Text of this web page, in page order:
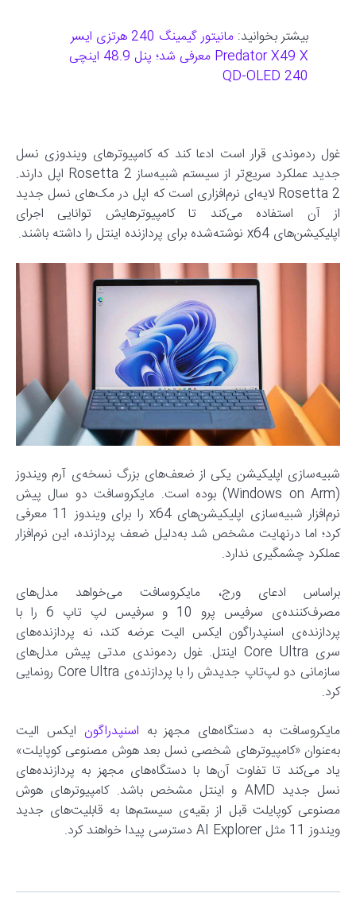
بیشتر بخوانید:
مانیتور گیمینگ 240 هرتزی ایسر
Predator X49 X معرفی شد؛ پنل 48.9 اینچی
240 QD-OLED
غول ردموندی قرار است ادعا کند که کامپیوترهای ویندوزی نسل
جدید عملکرد سریع‌تر از سیستم شبیه‌ساز Rosetta 2 اپل دارند.
Rosetta 2 لایه‌ای نرم‌افزاری است که اپل در مک‌های نسل جدید
از آن استفاده می‌کند تا کامپیوترهایش توانایی اجرای
اپلیکیشن‌های x64 نوشته‌شده برای پردازنده‌‌ اینتل را داشته باشند.
شبیه‌سازی اپلیکیشن یکی از ضعف‌های بزرگ‌ نسخه‌ی آرم ویندوز
(Windows on Arm) بوده است. مایکروسافت دو سال پیش
نرم‌افزار شبیه‌سازی اپلیکیشن‌های x64 را برای ویندوز 11 معرفی
کرد؛ اما درنهایت مشخص شد به‌دلیل ضعف پردازنده، این نرم‌افزار
عملکرد چشمگیری ندارد.
بر‌اساس ادعای ورج، مایکروسافت می‌خواهد مدل‌های
مصرف‌کننده‌ی سرفیس پرو 10 و سرفیس لپ تاپ 6 را با
پردازنده‌ی اسنپدراگون ایکس الیت عرضه کند، نه پردازنده‌های
سری Core Ultra اینتل. غول ردموندی مدتی پیش مدل‌های
سازمانی دو لپ‌تاپ جدیدش را با پردازنده‌ی Core Ultra رونمایی
کرد.
مایکروسافت به دستگاه‌های مجهز به اسنپدراگون ایکس الیت
به‌عنوان «کامپیوترهای شخصی نسل بعد هوش مصنوعی کوپایلت»
یاد می‌کند تا تفاوت آن‌ها با دستگاه‌های مجهز به پردازنده‌های
نسل جدید AMD و اینتل مشخص باشد. کامپیوترهای هوش
مصنوعی کوپایلت قبل از بقیه‌ی سیستم‌ها به قابلیت‌های جدید
ویندوز 11 مثل AI Explorer دسترسی پیدا خواهند کرد.